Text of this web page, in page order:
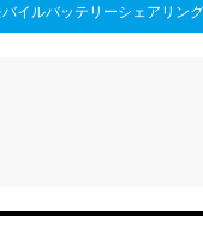
イルバッテリーシェアリン